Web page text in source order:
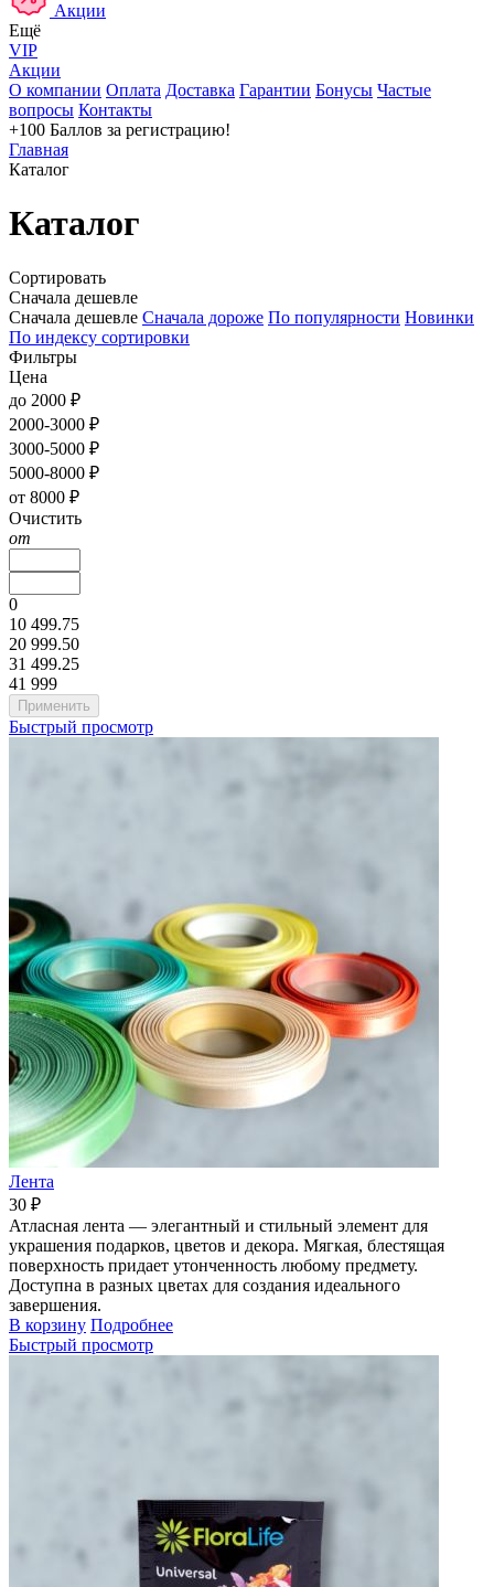
Акции
Ещё
VIP
Акции
О компании Оплата Доставка Гарантии Бонусы Частые
вопросы Контакты
+100 Баллов за регистрацию!
Главная
Каталог
Каталог
Сортировать
Сначала дешевле
Сначала дешевле Сначала дороже По популярности Новинки
По индексу сортировки
Фильтры
Цена
до 2000 ₽
2000-3000 ₽
3000-5000 ₽
5000-8000 ₽
от 8000 ₽
Очистить
от
0
10 499.75
20 999.50
31 499.25
41 999
Быстрый просмотр
Лента
30 ₽
Атласная лента — элегантный и стильный элемент для
украшения подарков, цветов и декора. Мягкая, блестящая
поверхность придает утонченность любому предмету.
Доступна в разных цветах для создания идеального
завершения.
В корзину Подробнее
Быстрый просмотр